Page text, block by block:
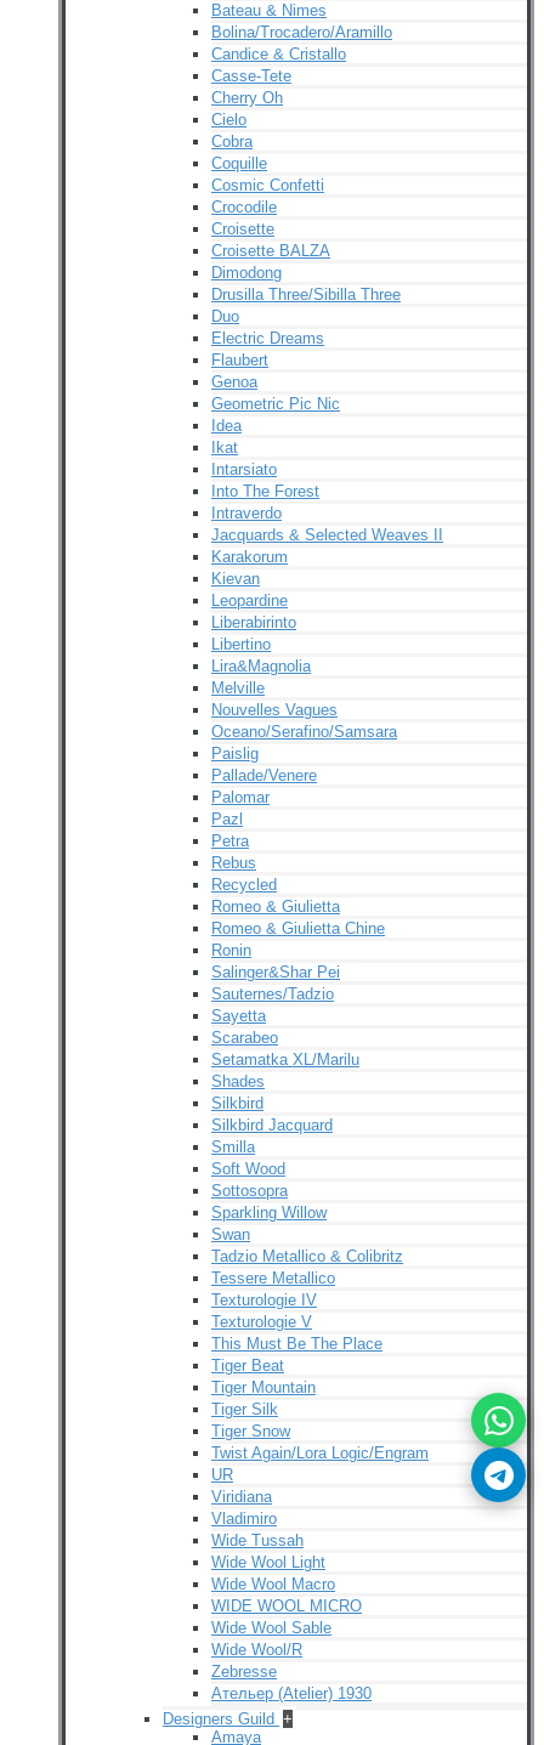
Bateau & Nimes
Bolina/Trocadero/Aramillo
Candice & Cristallo
Casse-Tete
Cherry Oh
Cielo
Cobra
Coquille
Cosmic Confetti
Crocodile
Croisette
Croisette BALZA
Dimodong
Drusilla Three/Sibilla Three
Duo
Electric Dreams
Flaubert
Genoa
Geometric Pic Nic
Idea
Ikat
Intarsiato
Into The Forest
Intraverdo
Jacquards & Selected Weaves II
Karakorum
Kievan
Leopardine
Liberabirinto
Libertino
Lira&Magnolia
Melville
Nouvelles Vagues
Oceano/Serafino/Samsara
Paislig
Pallade/Venere
Palomar
Pazl
Petra
Rebus
Recycled
Romeo & Giulietta
Romeo & Giulietta Chine
Ronin
Salinger&Shar Pei
Sauternes/Tadzio
Sayetta
Scarabeo
Setamatka XL/Marilu
Shades
Silkbird
Silkbird Jacquard
Smilla
Soft Wood
Sottosopra
Sparkling Willow
Swan
Tadzio Metallico & Colibritz
Tessere Metallico
Texturologie IV
Texturologie V
This Must Be The Place
Tiger Beat
Tiger Mountain
Tiger Silk
Tiger Snow
Twist Again/Lora Logic/Engram
UR
Viridiana
Vladimiro
Wide Tussah
Wide Wool Light
Wide Wool Macro
WIDE WOOL MICRO
Wide Wool Sable
Wide Wool/R
Zebresse
Ательер (Atelier) 1930
Designers Guild +
Amaya